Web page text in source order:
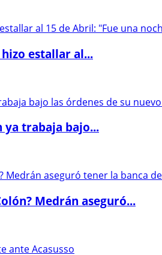
estallar al...
ya trabaja bajo...
Medrán aseguró...